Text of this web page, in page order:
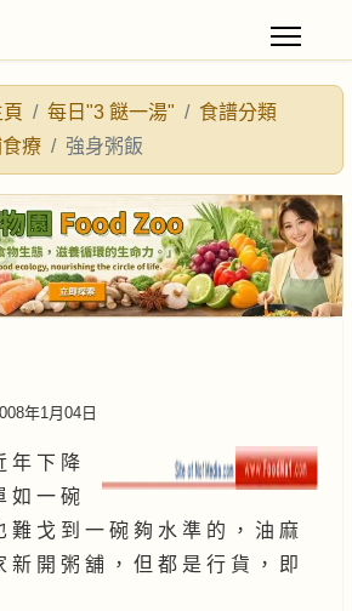
每日"3 餸一湯"
食譜分類
療 強身粥飯
年1月04日
年 下 降
如 一 碗
難 戈 到 一 碗 夠 水 準 的 ， 油 麻
新 開 粥 舖 ， 但 都 是 行 貨 ， 即